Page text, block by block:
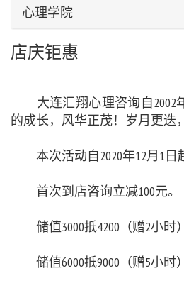
心理学院
店庆钜惠
大连汇翔心理咨询自2002
的成长，风华正茂！岁月更迭
本次活动自2020年12月1日起
首次到店咨询立减100元。
储值3000抵4200（赠2小时）
储值6000抵9000（赠5小时）